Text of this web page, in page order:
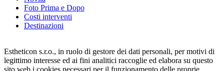
Foto Prima e Dopo
Costi interventi
Destinazioni
Estheticon s.r.o., in ruolo di gestore dei dati personali, per motivi di
legittimo interesse ed ai fini analitici raccoglie ed elabora su questo